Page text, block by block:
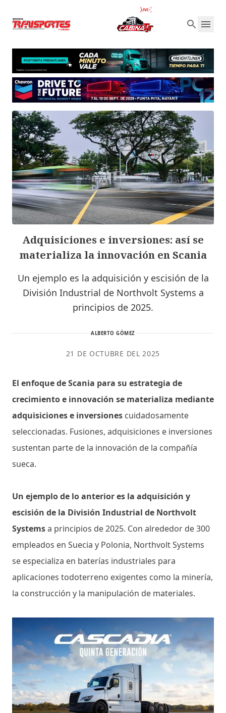
Adquisiciones e inversiones: así se
materializa la innovación en Scania
Un ejemplo es la adquisición y escisión de la
División Industrial de Northvolt Systems a
principios de 2025.
ALBERTO GÓMEZ
21 DE OCTUBRE DEL 2025
El enfoque de Scania para su estrategia de
crecimiento e innovación se materializa mediante
adquisiciones e inversiones cuidadosamente
seleccionadas. Fusiones, adquisiciones e inversiones
sustentan parte de la innovación de la compañía
sueca.
Un ejemplo de lo anterior es la adquisición y
escisión de la División Industrial de Northvolt
Systemsa principios de 2025. Con alrededor de 300
empleados en Suecia y Polonia, Northvolt Systems
se especializa en baterías industriales para
aplicaciones todoterreno exigentes como la minería,
la construcción y la manipulación de materiales.